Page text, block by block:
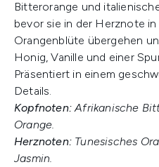
Bitterorange und
bevor sie in der Herznote
Orangenblüte übergehen
Honig, Vanille und einer
Präsentiert in einem
Details.
Kopfnoten:Afrikanische
Orange.
Herznoten: Tunesisches
Jasmin.